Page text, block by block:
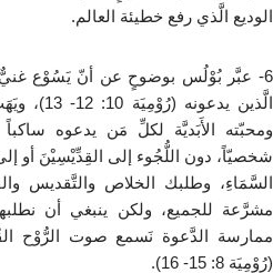
الوديع الَّذي رفع خطيئة العالم.
6- عبَّر بُوْلُس بوضوحٍ عن أنّ يَسُوْع
الَّذين
ومحبّته الأَبَديَّة لكلِّ مَن يدعوه
شخصيّاً، دون اللُّجُوء إلى القِدِّيْسِيْنَ أو
السَّمَاءِ، وطلبك الخلاص والتَّقديس
(رُوْمِيَة 8: 15- 16).